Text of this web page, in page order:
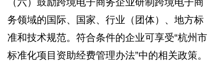
务领域的国际、国家、行业（团体）、地方标
准和技术规范。符合条件的企业可享受“杭州市
标准化项目资助经费管理办法”中的相关政策。